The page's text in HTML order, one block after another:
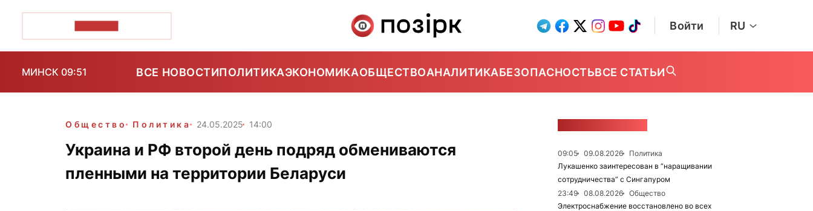
Войти RU
МИНСК 09:51 ВСЕ НОВОСТИПОЛИТИКАЭКОНОМИКАОБЩЕСТВОАНАЛИТИКАБЕЗОПАСНОСТЬВСЕ СТАТЬИ
Общество Политика 24.05.2025 14:00
Украина и РФ второй день подряд обмениваются
пленными на территории Беларуси
09:05 09.08.2026
Политика
Лукашенко заинтересован в “наращивании
сотрудничества” с Сингапуром
23:49
08.08.2026
Общество
Электроснабжение восстановлено во всех